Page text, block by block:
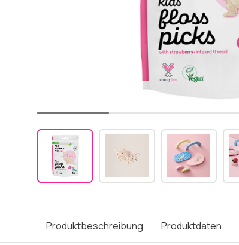
Produktbeschreibung Produktdaten